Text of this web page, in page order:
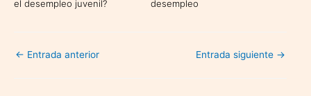
el desempleo juvenil?
desempleo
← Entrada anterior Entrada siguiente →